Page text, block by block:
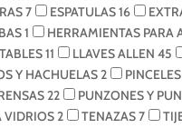
7 ESPATULAS16
1 HERRAMIENTAS PARA
11 LLAVES ALLEN 45
Y HACHUELAS2 PINCELES
22 PUNZONES Y
VIDRIOS2 TENAZAS7